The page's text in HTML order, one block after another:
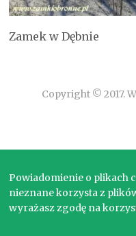
Zamek w Dębnie
Copyright © 2017.
Powiadomienie o plikach
nieznane korzysta z
wyrażasz zgodę na